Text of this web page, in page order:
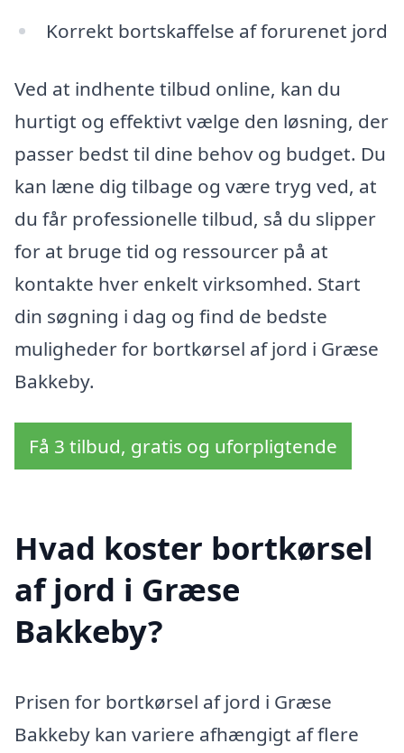
Korrekt bortskaffelse af forurenet jord
Ved at indhente tilbud online, kan du
hurtigt og effektivt vælge den løsning, der
passer bedst til dine behov og budget. Du
kan læne dig tilbage og være tryg ved, at
du får professionelle tilbud, så du slipper
for at bruge tid og ressourcer på at
kontakte hver enkelt virksomhed. Start
din søgning i dag og find de bedste
muligheder for bortkørsel af jord i Græse
Bakkeby.
Få 3 tilbud, gratis og uforpligtende
Hvad koster bortkørsel
af jord i Græse
Bakkeby?
Prisen for bortkørsel af jord i Græse
Bakkeby kan variere afhængigt af flere